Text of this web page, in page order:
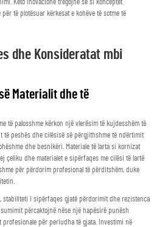
Këto inovacione tregojnë se si konceptet
të plotësuar kërkesat e kohëve të sotme të
dhe Konsideratat mbi
Materialit dhe të
të palosshme kërkon një vlerësim të kujdesshëm të
të peshës dhe cilësisë së përgjithshme të ndërtimit
dhe besnikëri. Materiale të larta si kornizat
çeliku dhe materialet e sipërfaqes me cilësi të lartë
për përdorim profesional të përditshëm, duke
stabiliteti i sipërfaqes gjatë përdorimit dhe rezistenca
përcaktojnë nëse një hapësirë punësh
profesionale për periudha të gjata. Investimi në